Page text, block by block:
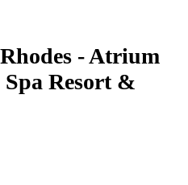
- Atrium
Spa Resort &